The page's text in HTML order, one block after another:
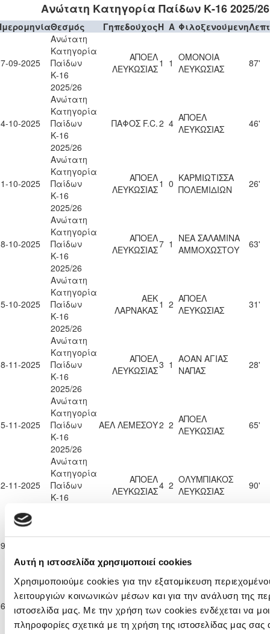
Αυτή η ιστοσελίδα χρησιμοποιεί cookies
Χρησιμοποιούμε cookies για την εξατομίκευση
λειτουργιών κοινωνικών μέσων και για την ανάλυση της
ιστοσελίδα μας. Με την χρήση των cookies ενδέχεται να
πληροφορίες σχετικά με τη χρήση της ιστοσελίδας μας
Ανώτατη Κατηγορία Παίδων Κ-16 2025/26
Θεσμός ΓηπεδούχοςH A Φιλοξενούμενη
09-2025
Ανώτατη
Κατηγορία
Παίδων
Κ-16
2025/26
ΑΠΟΕΛ
ΛΕΥΚΩΣΙΑΣ1 1 ΟΜΟΝΟΙΑ
ΛΕΥΚΩΣΙΑΣ
87'
10-2025
Ανώτατη
Κατηγορία
Παίδων
Κ-16
2025/26
ΠΑΦΟΣ F.C.2 4 ΑΠΟΕΛ
ΛΕΥΚΩΣΙΑΣ
46'
10-2025
Ανώτατη
Κατηγορία
Παίδων
Κ-16
2025/26
ΑΠΟΕΛ
ΛΕΥΚΩΣΙΑΣ1 0 ΚΑΡΜΙΩΤΙΣΣΑ
ΠΟΛΕΜΙΔΙΩΝ
26'
10-2025
Ανώτατη
Κατηγορία
Παίδων
Κ-16
2025/26
ΑΠΟΕΛ
ΛΕΥΚΩΣΙΑΣ7 1 ΝΕΑ ΣΑΛΑΜΙΝΑ
ΑΜΜΟΧΩΣΤΟΥ
63'
10-2025
Ανώτατη
Κατηγορία
Παίδων
Κ-16
2025/26
ΑΕΚ
ΛΑΡΝΑΚΑΣ1 2 ΑΠΟΕΛ
ΛΕΥΚΩΣΙΑΣ
31'
11-2025
Ανώτατη
Κατηγορία
Παίδων
Κ-16
2025/26
ΑΠΟΕΛ
ΛΕΥΚΩΣΙΑΣ3 1 ΑΟΑΝ ΑΓΙΑΣ
ΝΑΠΑΣ
28'
11-2025
Ανώτατη
Κατηγορία
Παίδων
Κ-16
2025/26
ΑΕΛ ΛΕΜΕΣΟΥ2 2 ΑΠΟΕΛ
ΛΕΥΚΩΣΙΑΣ
65'
11-2025
Ανώτατη
Κατηγορία
Παίδων
Κ-16
ΑΠΟΕΛ
ΛΕΥΚΩΣΙΑΣ4 2 ΟΛΥΜΠΙΑΚΟΣ
ΛΕΥΚΩΣΙΑΣ
90'
11-2025
Κατηγορία
Κ-16
ΑΠΟΛΛΩΝ
ΑΠΟΕΛ
12-2025
Ανώτατη
Κατηγορία
Παίδων
Κ-16
2025/26
ΑΠΟΕΛ
ΛΕΥΚΩΣΙΑΣ1 0 ΑΡΗΣ ΛΕΜΕΣΟΥ 82'